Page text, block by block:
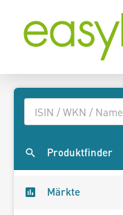
Produktfinder
Märkte